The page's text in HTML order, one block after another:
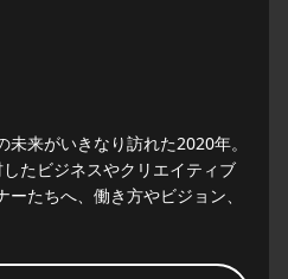
来がいきなり訪れた2020年。
たビジネスやクリエイティブ
たちへ、働き方やビジョン、